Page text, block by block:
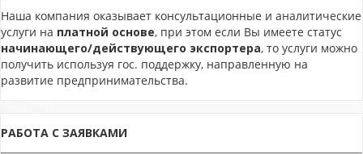
Наша компания оказывает консультационные и аналитические
услуги на платной основе, при этом если Вы имеете статус
начинающего/действующего экспортера, то услуги можно
получить используя гос. поддержку, направленную на
развитие предпринимательства.
РАБОТА С ЗАЯВКАМИ